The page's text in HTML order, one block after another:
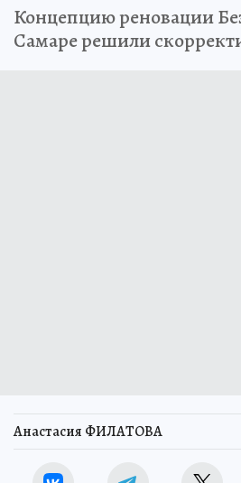
Концепцию реновации
Самаре решили
Анастасия ФИЛАТОВА